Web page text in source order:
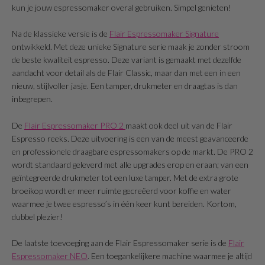
kun je jouw espressomaker overal gebruiken. Simpel genieten!
Na de klassieke versie is de Flair Espressomaker Signature
ontwikkeld. Met deze unieke Signature serie maak je zonder stroom
de beste kwaliteit espresso. Deze variant is gemaakt met dezelfde
aandacht voor detail als de Flair Classic, maar dan met een in een
nieuw, stijlvoller jasje. Een tamper, drukmeter en draagtas is dan
inbegrepen.
De Flair Espressomaker PRO 2 maakt ook deel uit van de Flair
Espresso reeks. Deze uitvoering is een van de meest geavanceerde
en professionele draagbare espressomakers op de markt. De PRO 2
wordt standaard geleverd met alle upgrades erop en eraan; van een
geïntegreerde drukmeter tot een luxe tamper. Met de extra grote
broeikop wordt er meer ruimte gecreëerd voor koffie en water
waarmee je twee espresso’s in één keer kunt bereiden. Kortom,
dubbel plezier!
De laatste toevoeging aan de Flair Espressomaker serie is de Flair
Espressomaker NEO . Een toegankelijkere machine waarmee je altijd